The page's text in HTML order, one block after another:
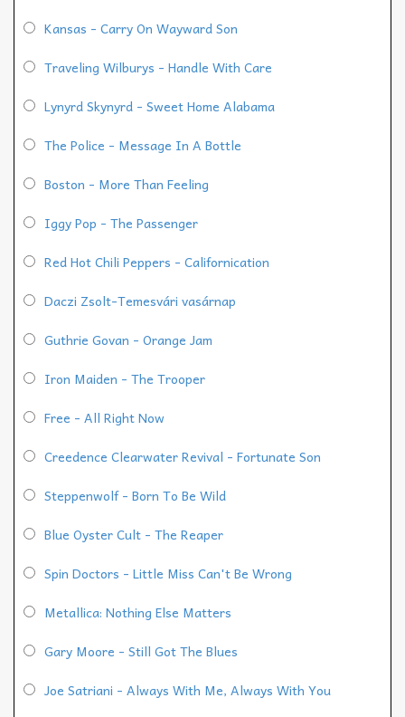
Kansas - Carry On Wayward Son
Traveling Wilburys - Handle With Care
Lynyrd Skynyrd - Sweet Home Alabama
The Police - Message In A Bottle
Boston - More Than Feeling
Iggy Pop - The Passenger
Red Hot Chili Peppers - Californication
Daczi Zsolt-Temesvári vasárnap
Guthrie Govan - Orange Jam
Iron Maiden - The Trooper
Free - All Right Now
Creedence Clearwater Revival - Fortunate Son
Steppenwolf - Born To Be Wild
Blue Oyster Cult - The Reaper
Spin Doctors - Little Miss Can't Be Wrong
Metallica: Nothing Else Matters
Gary Moore - Still Got The Blues
Joe Satriani - Always With Me, Always With You